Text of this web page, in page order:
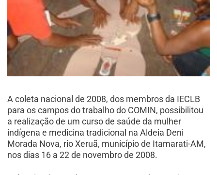
A coleta nacional de 2008, dos membros da IECLB
para os campos do trabalho do COMIN, possibilitou
a realização de um curso de saúde da mulher
indígena e medicina tradicional na Aldeia Deni
Morada Nova, rio Xeruã, município de Itamarati-AM,
nos dias 16 a 22 de novembro de 2008.